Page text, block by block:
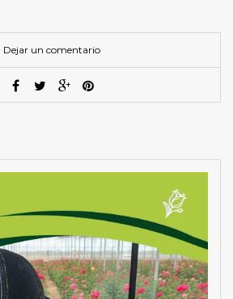
Dejar un comentario